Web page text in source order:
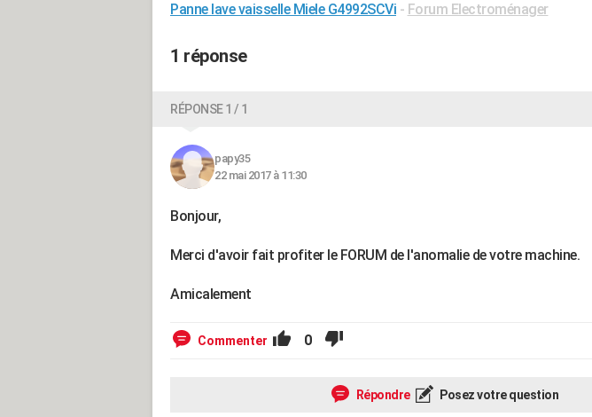
Panne lave vaisselle Miele G4992SCVi - Forum Electroménager
1 réponse
RÉPONSE 1 / 1
papy35
22 mai 2017 à 11:30
Bonjour,
Merci d'avoir fait profiter le FORUM de l'anomalie de votre machine.
Amicalement
Commenter 0
Répondre Posez votre question